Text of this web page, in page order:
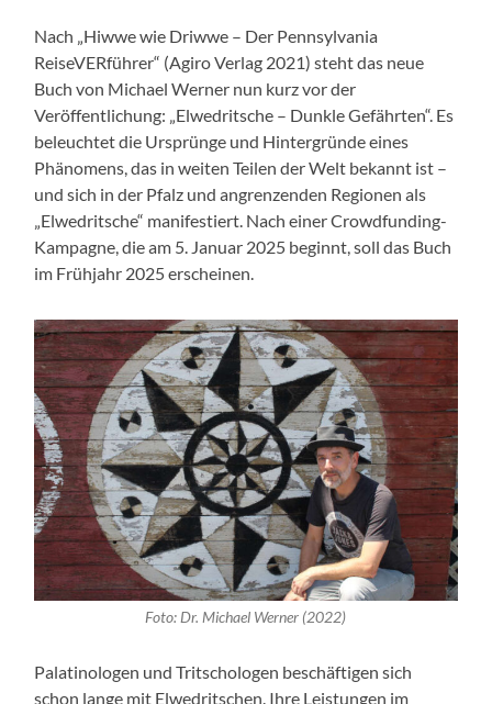
Nach „Hiwwe wie Driwwe – Der Pennsylvania
ReiseVERführer“ (Agiro Verlag 2021) steht das neue
Buch von Michael Werner nun kurz vor der
Veröffentlichung: „Elwedritsche – Dunkle Gefährten“. Es
beleuchtet die Ursprünge und Hintergründe eines
Phänomens, das in weiten Teilen der Welt bekannt ist –
und sich in der Pfalz und angrenzenden Regionen als
„Elwedritsche“ manifestiert. Nach einer Crowdfunding-
Kampagne, die am 5. Januar 2025 beginnt, soll das Buch
im Frühjahr 2025 erscheinen.
Foto: Dr. Michael Werner (2022)
Palatinologen und Tritschologen beschäftigen sich
schon lange mit Elwedritschen. Ihre Leistungen im